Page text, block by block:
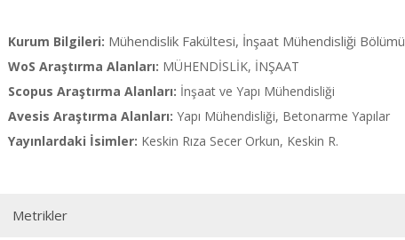
Kurum Bilgileri: Mühendislik Fakültesi, İnşaat Mühendisliği Bölümü
WoS Araştırma Alanları: MÜHENDİSLİK, İNŞAAT
Scopus Araştırma Alanları: İnşaat ve Yapı Mühendisliği
Avesis Araştırma Alanları: Yapı Mühendisliği, Betonarme Yapılar
Yayınlardaki İsimler: Keskin Rıza Secer Orkun, Keskin R.
Metrikler